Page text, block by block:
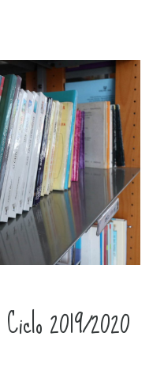
2019/2020